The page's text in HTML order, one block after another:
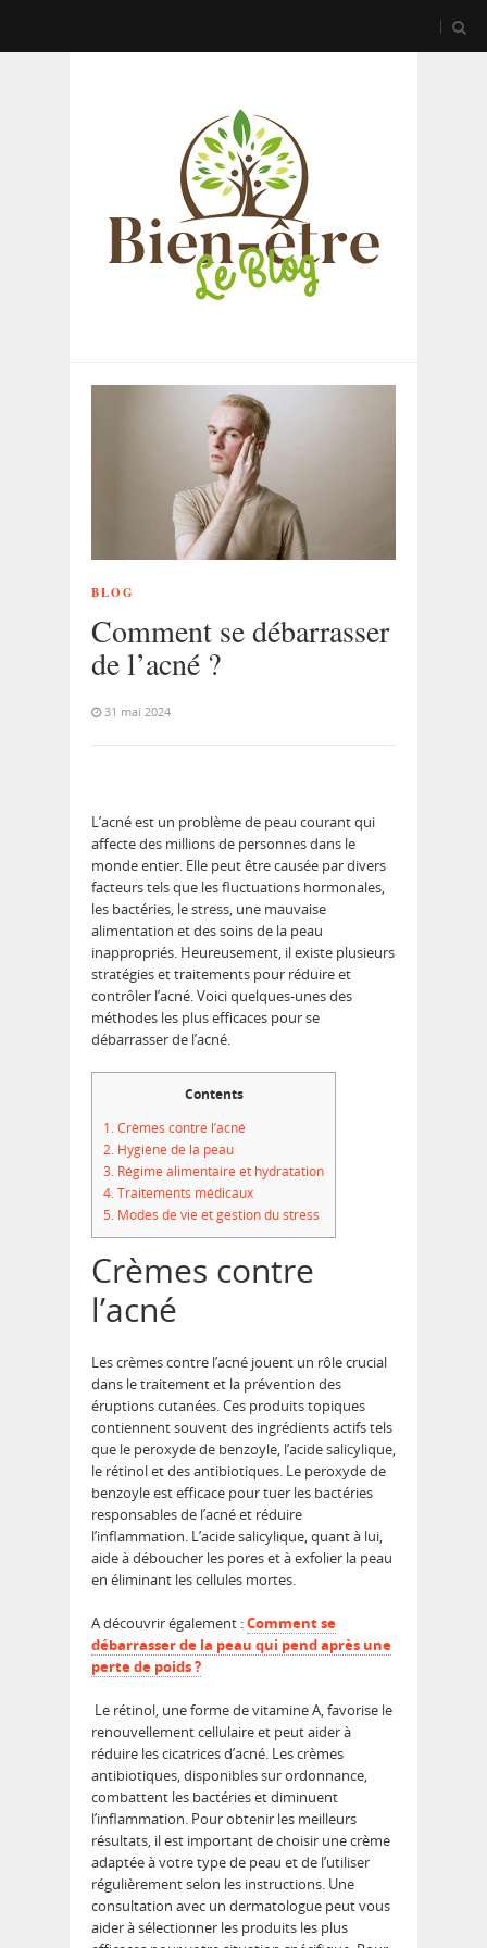
BLOG
Comment se débarrasser
de l’acné ?
31 mai 2024
L’acné est un problème de peau courant qui
affecte des millions de personnes dans le
monde entier. Elle peut être causée par divers
facteurs tels que les fluctuations hormonales,
les bactéries, le stress, une mauvaise
alimentation et des soins de la peau
inappropriés. Heureusement, il existe plusieurs
stratégies et traitements pour réduire et
contrôler l’acné. Voici quelques-unes des
méthodes les plus efficaces pour se
débarrasser de l’acné.
Contents
1.Crèmes contre l’acné
2. Hygiène de la peau
3. Régime alimentaire et hydratation
4.Traitements médicaux
5. Modes de vie et gestion du stress
Crèmes contre
l’acné
Les crèmes contre l’acné jouent un rôle crucial
dans le traitement et la prévention des
éruptions cutanées. Ces produits topiques
contiennent souvent des ingrédients actifs tels
que le peroxyde de benzoyle, l’acide salicylique,
le rétinol et des antibiotiques. Le peroxyde de
benzoyle est efficace pour tuer les bactéries
responsables de l’acné et réduire
l’inflammation. L’acide salicylique, quant à lui,
aide à déboucher les pores et à exfolier la peau
en éliminant les cellules mortes.
A découvrir également :Comment se
débarrasser de la peau qui pend après une
perte de poids ?
Le rétinol, une forme de vitamine A, favorise le
renouvellement cellulaire et peut aider à
réduire les cicatrices d’acné. Les crèmes
antibiotiques, disponibles sur ordonnance,
combattent les bactéries et diminuent
l’inflammation. Pour obtenir les meilleurs
résultats, il est important de choisir une crème
adaptée à votre type de peau et de l’utiliser
régulièrement selon les instructions. Une
consultation avec un dermatologue peut vous
aider à sélectionner les produits les plus